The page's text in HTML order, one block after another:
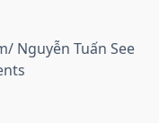
Nguyễn Tuấn See